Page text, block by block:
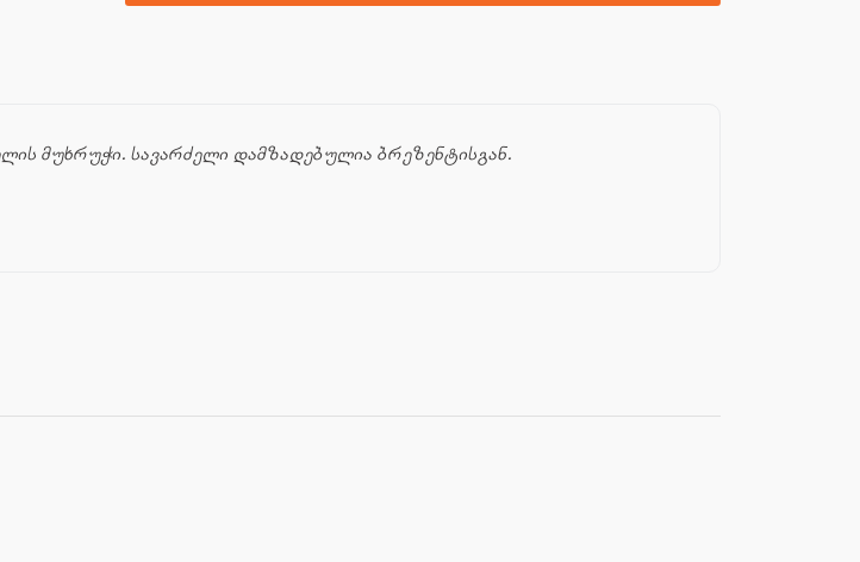
მუხრუჭი. სავარძელი დამზადებულია ბრეზენტისგან.